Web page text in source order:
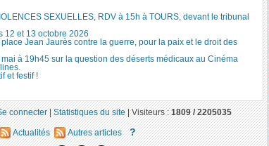
SEXUELLES, RDV à 15h à TOURS, devant le tribunal
12 et 13 octobre 2026
Jean Jaurès contre la guerre, pour la paix et le droit des
à 19h45 sur la question des déserts médicaux au Cinéma
et festif !
connecter|Statistiques du site|Visiteurs :1809 / 2205035
Actualités Autres articles ?